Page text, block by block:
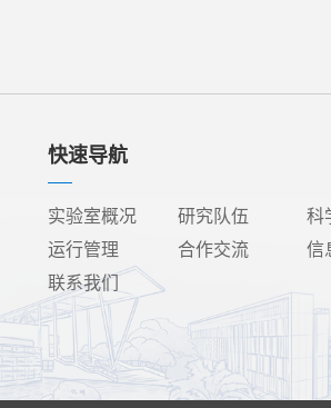
快速导航
实验室概况 研究队伍
科
运行管理
合作交流
信
联系我们